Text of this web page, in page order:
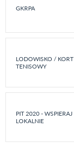
GKRPA
LODOWISKO / KORT
TENISOWY
PIT 2020 - WSPIERAJ
LOKALNIE